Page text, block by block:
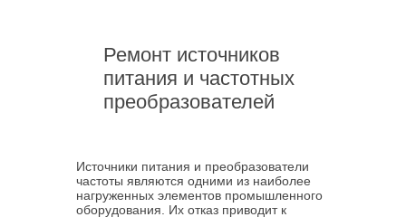
Ремонт источников
питания и частотных
преобразователей
Источники питания и преобразователи
частоты являются одними из наиболее
нагруженных элементов промышленного
оборудования. Их отказ приводит к